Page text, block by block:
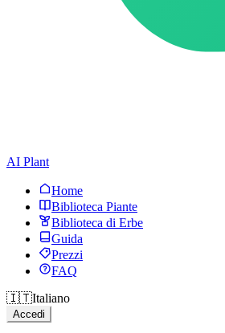
AI Plant
Home
Biblioteca Piante
Biblioteca di Erbe
Guida
Prezzi
FAQ
🇮🇹Italiano
Accedi